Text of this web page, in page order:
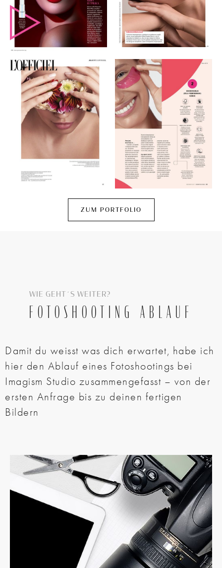
ZUM PORTFOLIO
WIE GEHT´S WEITER?
FOTOSHOOTING ABLAUF
Damit du weisst was dich erwartet, habe ich
hier den Ablauf eines Fotoshootings bei
Imagism Studio zusammengefasst – von der
ersten Anfrage bis zu deinen fertigen
Bildern